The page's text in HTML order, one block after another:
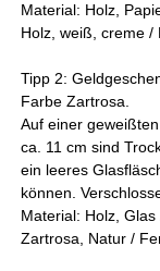
Material: Holz,
Holz, weiß, creme /
Tipp 2:
Farbe Zartrosa.
Auf einer
ca. 11 cm sind
ein leeres
können.
Material: Holz,
Zartrosa, Natur /